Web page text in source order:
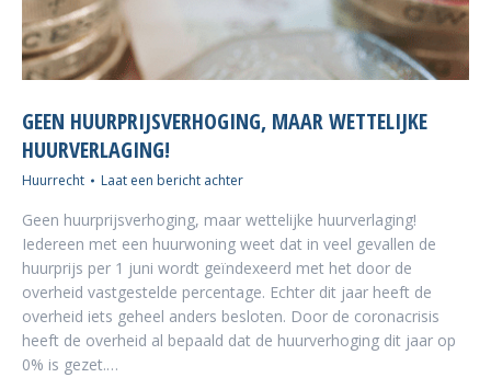
GEEN HUURPRIJSVERHOGING, MAAR WETTELIJKE
HUURVERLAGING!
Huurrecht Laat een bericht achter
Geen huurprijsverhoging, maar wettelijke huurverlaging!
Iedereen met een huurwoning weet dat in veel gevallen de
huurprijs per 1 juni wordt geïndexeerd met het door de
overheid vastgestelde percentage. Echter dit jaar heeft de
overheid iets geheel anders besloten. Door de coronacrisis
heeft de overheid al bepaald dat de huurverhoging dit jaar op
0% is gezet.…